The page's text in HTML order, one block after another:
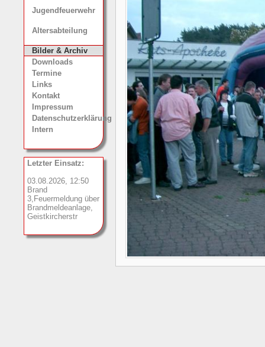
Jugendfeuerwehr
Altersabteilung
Bilder & Archiv
Downloads
Termine
Links
Kontakt
Impressum
Datenschutzerklärung
Intern
Letzter Einsatz:
03.08.2026, 12:50
Brand
3,Feuermeldung über
Brandmeldeanlage,
Geistkircherstr